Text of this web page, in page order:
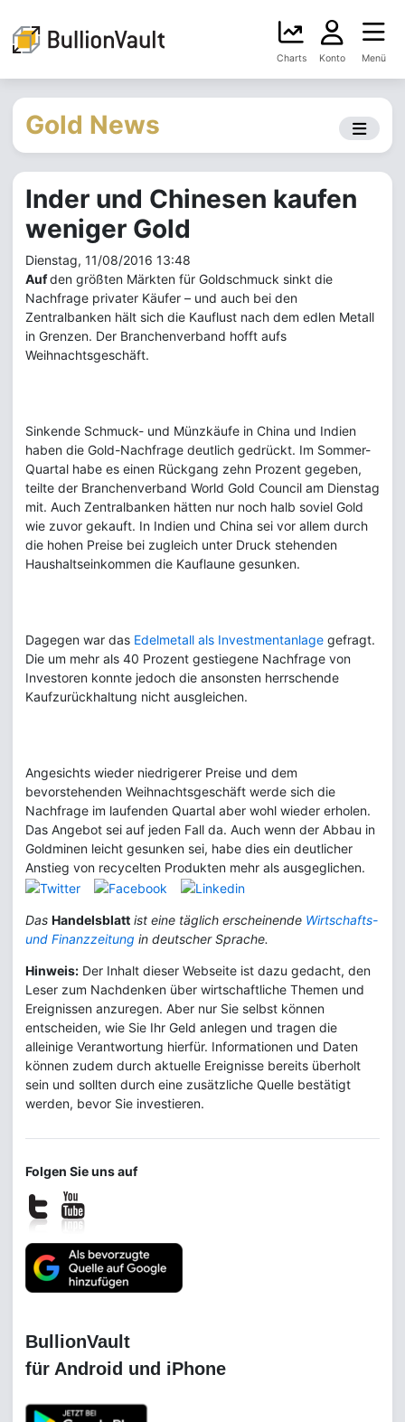
Charts Konto Menü
Gold News
Inder und Chinesen kaufen
weniger Gold
Dienstag, 11/08/2016 13:48
Aufden größten Märkten für Goldschmuck sinkt die
Nachfrage privater Käufer – und auch bei den
Zentralbanken hält sich die Kauflust nach dem edlen Metall
in Grenzen. Der Branchenverband hofft aufs
Weihnachtsgeschäft.
Sinkende Schmuck- und Münzkäufe in China und Indien
haben die Gold-Nachfrage deutlich gedrückt. Im Sommer-
Quartal habe es einen Rückgang zehn Prozent gegeben,
teilte der Branchenverband World Gold Council am Dienstag
mit. Auch Zentralbanken hätten nur noch halb soviel Gold
wie zuvor gekauft. In Indien und China sei vor allem durch
die hohen Preise bei zugleich unter Druck stehenden
Haushaltseinkommen die Kauflaune gesunken.
Dagegen war das Edelmetall als Investmentanlage gefragt.
Die um mehr als 40 Prozent gestiegene Nachfrage von
Investoren konnte jedoch die ansonsten herrschende
Kaufzurückhaltung nicht ausgleichen.
Angesichts wieder niedrigerer Preise und dem
bevorstehenden Weihnachtsgeschäft werde sich die
Nachfrage im laufenden Quartal aber wohl wieder erholen.
Das Angebot sei auf jeden Fall da. Auch wenn der Abbau in
Goldminen leicht gesunken sei, habe dies ein deutlicher
Anstieg von recycelten Produkten mehr als ausgeglichen.
Das Handelsblatt ist eine täglich erscheinende Wirtschafts-
und Finanzzeitung in deutscher Sprache.
Hinweis: Der Inhalt dieser Webseite ist dazu gedacht, den
Leser zum Nachdenken über wirtschaftliche Themen und
Ereignissen anzuregen. Aber nur Sie selbst können
entscheiden, wie Sie Ihr Geld anlegen und tragen die
alleinige Verantwortung hierfür. Informationen und Daten
können zudem durch aktuelle Ereignisse bereits überholt
sein und sollten durch eine zusätzliche Quelle bestätigt
werden, bevor Sie investieren.
Folgen Sie uns auf
Gold investieren